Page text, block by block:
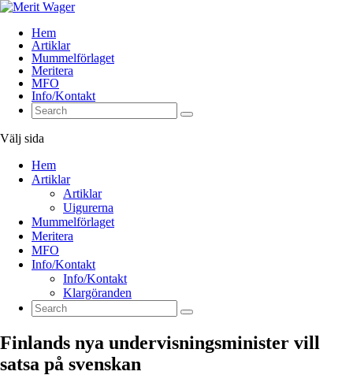
Hem
Artiklar
Mummelförlaget
Meritera
MFO
Info/Kontakt
Välj sida
Hem
Artiklar
Artiklar
Uigurerna
Mummelförlaget
Meritera
MFO
Info/Kontakt
Info/Kontakt
Klargöranden
Finlands nya undervisningsminister vill
satsa på svenskan